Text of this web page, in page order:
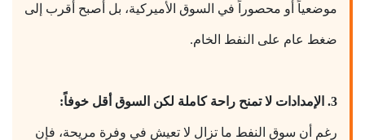
موضعياً أو محصوراً في السوق الأميركية، بل أصبح أقرب إلى
ضغط عام على النفط الخام.
3. الإمدادات لا تمنح راحة كاملة لكن السوق أقل خوفاً:
رغم أن سوق النفط ما تزال لا تعيش في وفرة مريحة، فإن